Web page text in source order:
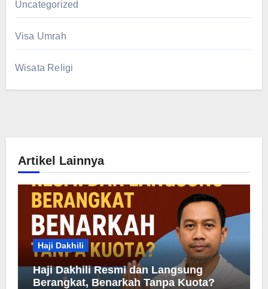
Uncategorized
Visa Umrah
Wisata Religi
Artikel Lainnya
Haji Dakhili
Haji Dakhili Resmi dan Langsung
Berangkat, Benarkah Tanpa Kuota?